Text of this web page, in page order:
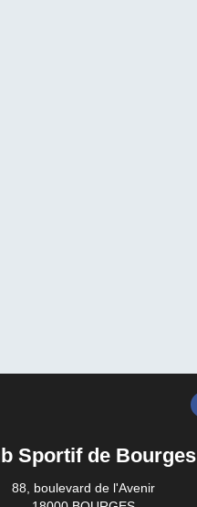
Sportif de Bourges
88, boulevard de l'Avenir